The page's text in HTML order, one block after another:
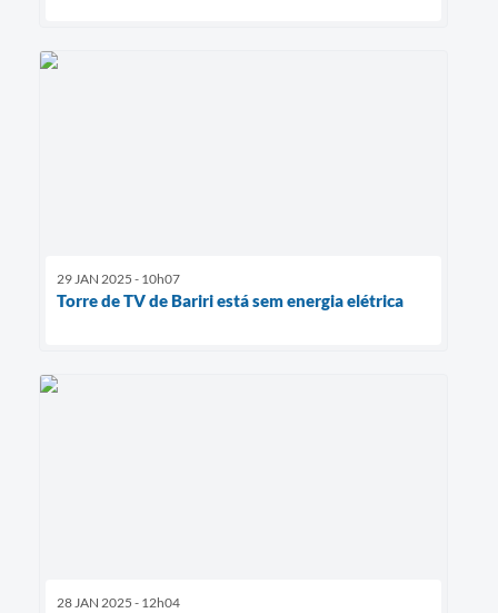
29 JAN 2025 - 10h07
Torre de TV de Bariri está sem energia elétrica
28 JAN 2025 - 12h04